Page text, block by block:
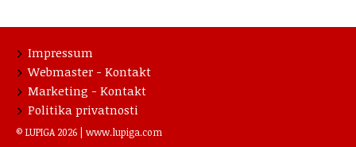
Impressum
Webmaster - Kontakt
Marketing - Kontakt
Politika privatnosti
© LUPIGA 2026 | www.lupiga.com